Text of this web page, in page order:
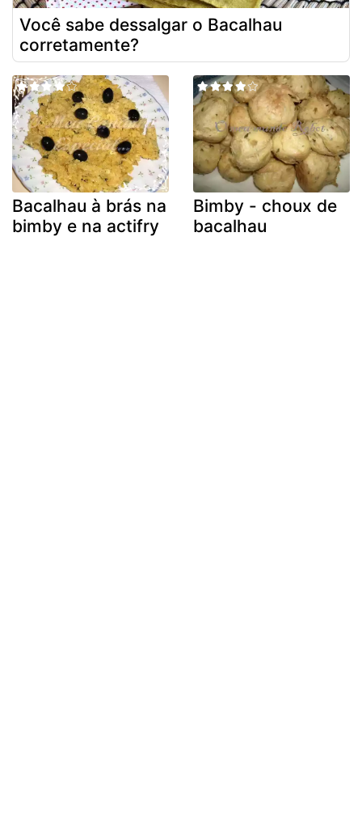
Você sabe dessalgar o Bacalhau
corretamente?
Bacalhau à brás na
bimby e na actifry
Bimby - choux de
bacalhau